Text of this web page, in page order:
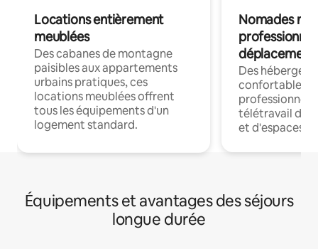
Locations entièrement
meublées
Des cabanes de montagne
paisibles aux appartements
urbains pratiques, ces
locations meublées offrent
tous les équipements d'un
logement standard.
Nomades
déplacement
Des
confortables
professionnels
télétravail
et d'espaces
Équipements et avantages des séjours
longue durée